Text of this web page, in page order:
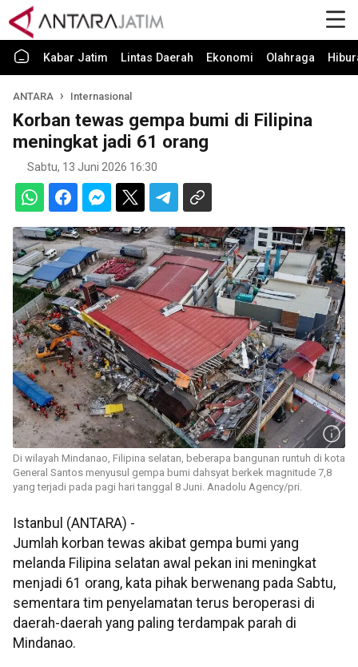
Kabar Jatim Lintas Daerah Ekonomi Olahraga
ANTARA Internasional
Korban tewas gempa bumi di Filipina
meningkat jadi 61 orang
Sabtu, 13 Juni 2026 16:30
Di wilayah Mindanao, Filipina selatan, beberapa bangunan runtuh di kota
General Santos menyusul gempa bumi dahsyat berkek magnitude 7,8
yang terjadi pada pagi hari tanggal 8 Juni. Anadolu Agency/pri.
Istanbul (ANTARA) -
Jumlah korban tewas akibat gempa bumi yang
melanda Filipina selatan awal pekan ini meningkat
menjadi 61 orang, kata pihak berwenang pada Sabtu,
sementara tim penyelamatan terus beroperasi di
daerah-daerah yang paling terdampak parah di
Mindanao.